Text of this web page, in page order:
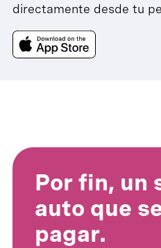
directamente desde tu
Por fin, un
auto que
pagar.